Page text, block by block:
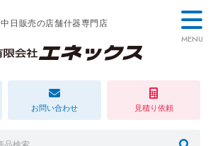
中日販売の店舗什器専門店
お問い合わせ 見積り依頼
MENU